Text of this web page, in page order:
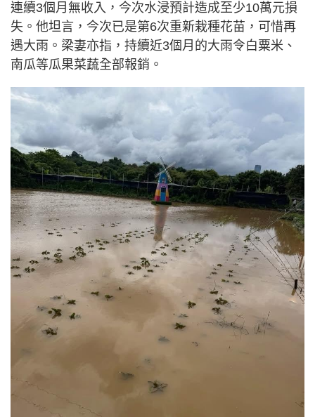
連續3個月無收入，今次水浸預計造成至少10萬元損
失。他坦言，今次已是第6次重新栽種花苗，可惜再
遇大雨。梁妻亦指，持續近3個月的大雨令白粟米、
南瓜等瓜果菜蔬全部報銷。